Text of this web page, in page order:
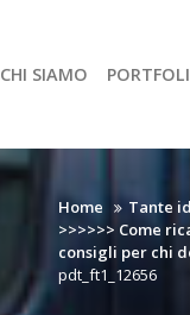
CHI SIAMO
Home
Tante
>>>>>> Come
consigli per chi
pdt_ft1_12656